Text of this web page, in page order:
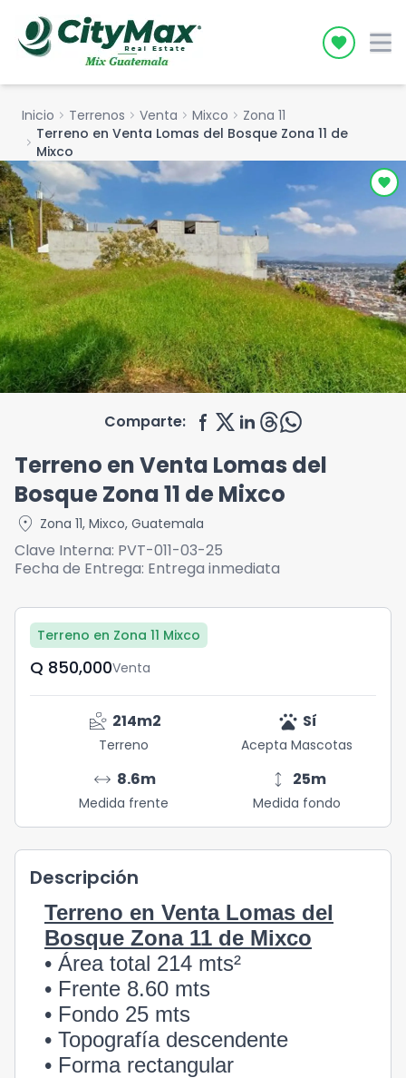
Icon
Inicio chevron_right Terrenos chevron_right Venta chevron_right Mixco chevron_right Zona 11
chevron_right Terreno en Venta Lomas del Bosque Zona 11 de
Mixco
Comparte:
Terreno en Venta Lomas del
Bosque Zona 11 de Mixco
location_on Zona 11, Mixco, Guatemala
Clave Interna: PVT-011-03-25
Fecha de Entrega: Entrega inmediata
Terreno en Zona 11 Mixco
Q	850,000Venta
landslide 214m2
Terreno
pets Sí
Acepta Mascotas
arrow_range 8.6m
Medida frente
height 25m
Medida fondo
Descripción
Terreno en Venta Lomas del
Bosque Zona 11 de Mixco
• Área total 214 mts²
• Frente 8.60 mts
• Fondo 25 mts
• Topografía descendente
• Forma rectangular